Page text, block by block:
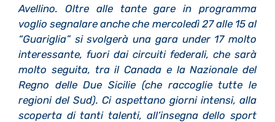
Avellino. Oltre alle tante gare in programma
voglio segnalare anche che mercoledì 27 alle 15 al
“Guariglia” si svolgerà una gara under 17 molto
interessante, fuori dai circuiti federali, che sarà
molto seguita, tra il Canada e la Nazionale del
Regno delle Due Sicilie (che raccoglie tutte le
regioni del Sud). Ci aspettano giorni intensi, alla
scoperta di tanti talenti, all’insegna dello sport